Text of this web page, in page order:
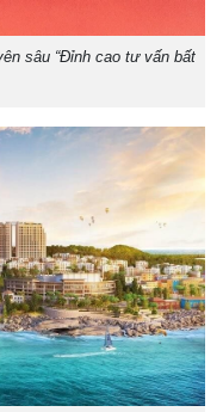
sâu “Đỉnh cao tư vấn bất